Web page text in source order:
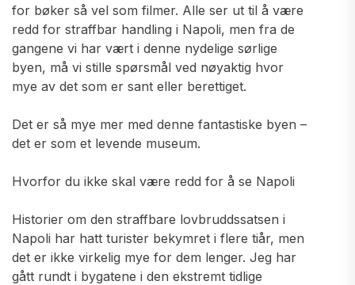
for bøker så vel som filmer. Alle ser ut til å være
redd for straffbar handling i Napoli, men fra de
gangene vi har vært i denne nydelige sørlige
byen, må vi stille spørsmål ved nøyaktig hvor
mye av det som er sant eller berettiget.
Det er så mye mer med denne fantastiske byen –
det er som et levende museum.
Hvorfor du ikke skal være redd for å se Napoli
Historier om den straffbare lovbruddssatsen i
Napoli har hatt turister bekymret i flere tiår, men
det er ikke virkelig mye for dem lenger. Jeg har
gått rundt i bygatene i den ekstremt tidlige